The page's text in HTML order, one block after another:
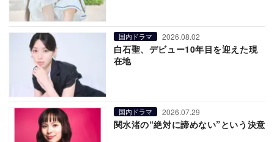
国内ドラマ 2026.08.02
白石聖、デビュー10年目を迎えた現
在地
国内ドラマ 2026.07.29
関水渚の“絶対に諦めない”という決意